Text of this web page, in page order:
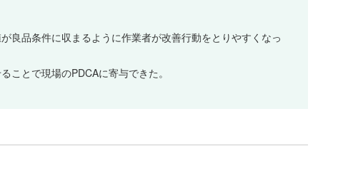
良品条件に収まるように作業者が改善行動をとりやすくなっ
ことで現場のPDCAに寄与できた。